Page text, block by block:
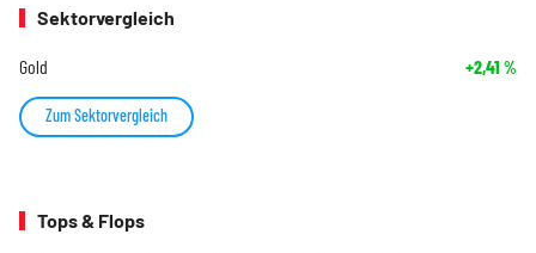
Sektorvergleich
Gold +2,41 %
Zum Sektorvergleich
Tops & Flops